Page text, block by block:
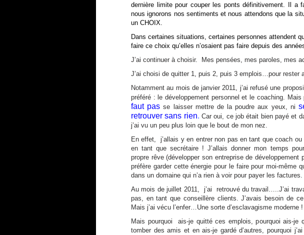
dernière limite pour couper les ponts définitivement. Il a
nous ignorons nos sentiments et nous attendons que la
un CHOIX.
Dans certaines situations, certaines personnes attendent
faire ce choix qu’elles n’osaient pas faire depuis des
J’ai continuer à choisir. Mes pensées, mes paroles, mes
J’ai choisi de quitter 1, puis 2, puis 3 emplois…pour rester
Notamment au mois de janvier 2011, j’ai refusé une
préféré : le développement personnel et le coaching.
faut pas se laisser mettre de la poudre aux yeux, ni
retrouver sans rien. Car oui, ce job était bien payé et
j’ai vu un peu plus loin que le bout de mon nez.
En effet, j’allais y en entrer non pas en tant que coach
en tant que secrétaire ! J’allais donner mon temps
propre rêve (développer son entreprise de
préfère garder cette énergie pour le faire pour moi-même
dans un domaine qui n’a rien à voir pour payer les factures.
Au mois de juillet 2011, j’ai retrouvé du travail…..J’ai
pas, en tant que conseillère clients. J’avais besoin de
Mais j’ai vécu l’enfer…Une sorte d’esclavagisme moderne
Mais pourquoi ais-je quitté ces emplois, pourquoi ais-je
tomber des amis et en ais-je gardé d’autres, pourquoi